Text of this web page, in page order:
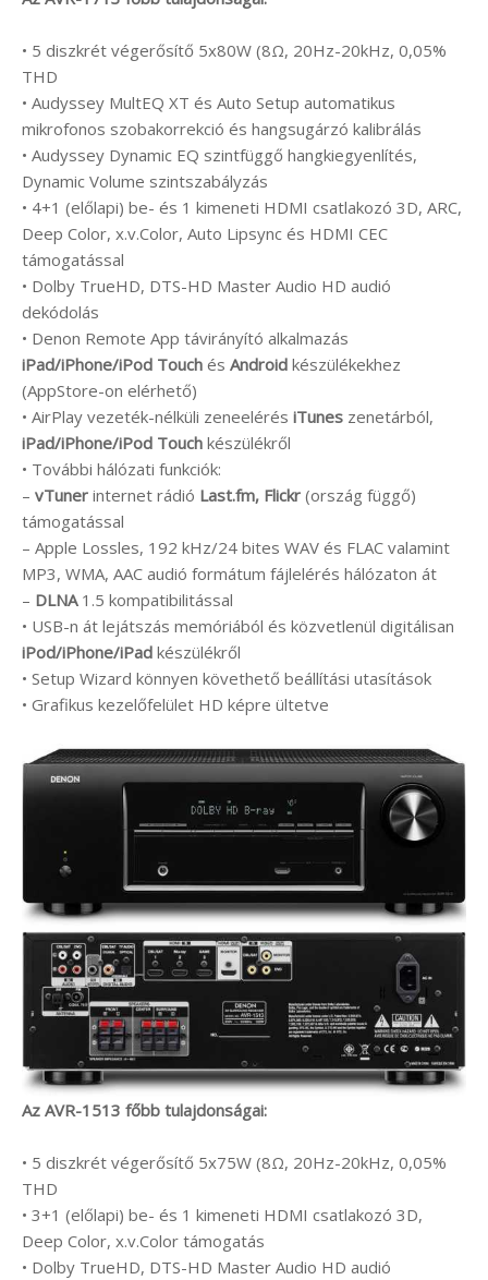
• 5 diszkrét végerősítő 5x80W (8Ω, 20Hz-20kHz, 0,05%
THD
• Audyssey MultEQ XT és Auto Setup automatikus
mikrofonos szobakorrekció és hangsugárzó kalibrálás
• Audyssey Dynamic EQ szintfüggő hangkiegyenlítés,
Dynamic Volume szintszabályzás
• 4+1 (előlapi) be- és 1 kimeneti HDMI csatlakozó 3D, ARC,
Deep Color, x.v.Color, Auto Lipsync és HDMI CEC
támogatással
• Dolby TrueHD, DTS-HD Master Audio HD audió
dekódolás
• Denon Remote App távirányító alkalmazás
iPad/iPhone/iPod Touch és Android készülékekhez
(AppStore-on elérhető)
• AirPlay vezeték-nélküli zeneelérés iTunes zenetárból,
iPad/iPhone/iPod Touch készülékről
• További hálózati funkciók:
– vTuner internet rádió Last.fm, Flickr (ország függő)
támogatással
– Apple Lossles, 192 kHz/24 bites WAV és FLAC valamint
MP3, WMA, AAC audió formátum fájlelérés hálózaton át
– DLNA1.5 kompatibilitással
• USB-n át lejátszás memóriából és közvetlenül digitálisan
iPod/iPhone/iPad készülékről
• Setup Wizard könnyen követhető beállítási utasítások
• Grafikus kezelőfelület HD képre ültetve
Az AVR-1513 főbb tulajdonságai:
• 5 diszkrét végerősítő 5x75W (8Ω, 20Hz-20kHz, 0,05%
THD
• 3+1 (előlapi) be- és 1 kimeneti HDMI csatlakozó 3D,
Deep Color, x.v.Color támogatás
• Dolby TrueHD, DTS-HD Master Audio HD audió